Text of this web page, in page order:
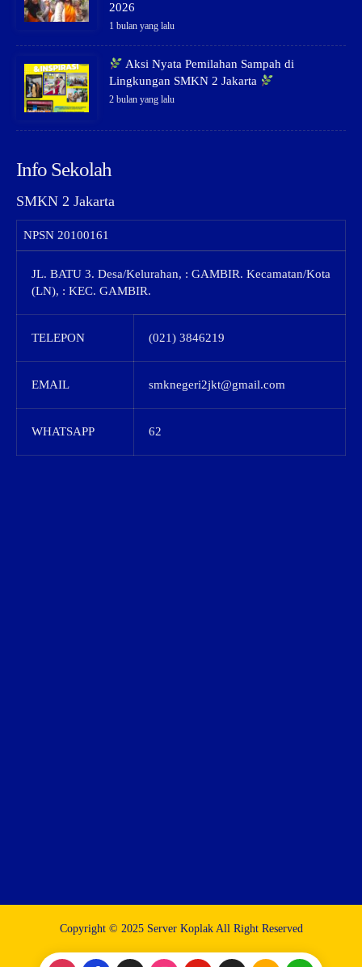
2026
1 bulan yang lalu
Aksi Nyata Pemilahan Sampah di
Lingkungan SMKN 2 Jakarta
2 bulan yang lalu
Info Sekolah
SMKN 2 Jakarta
NPSN 20100161
JL. BATU 3. Desa/Kelurahan, : GAMBIR. Kecamatan/Kota
(LN), : KEC. GAMBIR.
TELEPON (021) 3846219
EMAIL smknegeri2jkt@gmail.com
WHATSAPP 62
Copyright © 2025 Server Koplak All Right Reserved